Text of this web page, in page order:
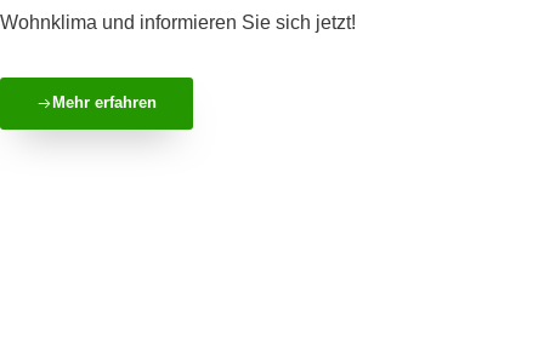
Wohnklima und informieren Sie sich jetzt!
Mehr erfahren